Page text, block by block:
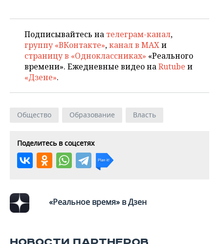
Подписывайтесь на телеграм-канал,
группу «ВКонтакте»,канал в MAXи
страницу в «Одноклассниках» «Реального
времени». Ежедневные видео наRutube и
«Дзене».
Общество Образование Власть
Поделитесь в соцсетях
«Реальное время» в Дзен